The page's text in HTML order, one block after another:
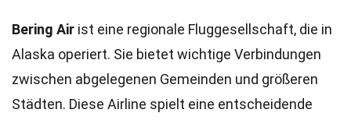
Bering Air ist eine regionale Fluggesellschaft, die in
Alaska operiert. Sie bietet wichtige Verbindungen
zwischen abgelegenen Gemeinden und größeren
Städten. Diese Airline spielt eine entscheidende